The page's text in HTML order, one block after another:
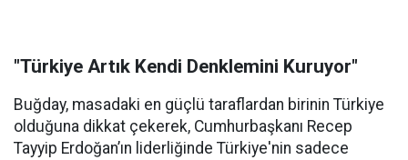
"Türkiye Artık Kendi Denklemini Kuruyor"
Buğday, masadaki en güçlü taraflardan birinin Türkiye
olduğuna dikkat çekerek, Cumhurbaşkanı Recep
Tayyip Erdoğan’ın liderliğinde Türkiye'nin sadece